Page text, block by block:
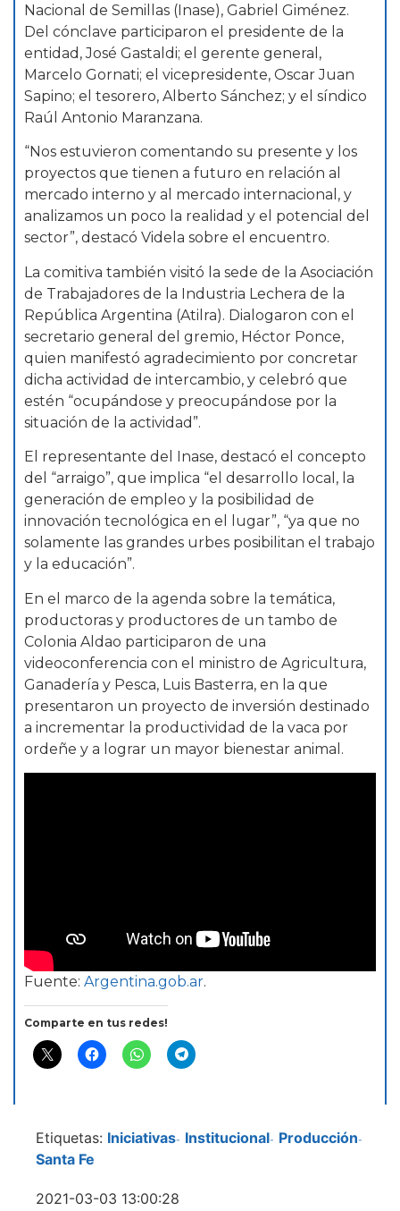
Nacional de Semillas (Inase), Gabriel Giménez.
Del cónclave participaron el presidente de la
entidad, José Gastaldi; el gerente general,
Marcelo Gornati; el vicepresidente, Oscar Juan
Sapino; el tesorero, Alberto Sánchez; y el síndico
Raúl Antonio Maranzana.
“Nos estuvieron comentando su presente y los
proyectos que tienen a futuro en relación al
mercado interno y al mercado internacional, y
analizamos un poco la realidad y el potencial del
sector”, destacó Videla sobre el encuentro.
La comitiva también visitó la sede de la Asociación
de Trabajadores de la Industria Lechera de la
República Argentina (Atilra). Dialogaron con el
secretario general del gremio, Héctor Ponce,
quien manifestó agradecimiento por concretar
dicha actividad de intercambio, y celebró que
estén “ocupándose y preocupándose por la
situación de la actividad”.
El representante del Inase, destacó el concepto
del “arraigo”, que implica “el desarrollo local, la
generación de empleo y la posibilidad de
innovación tecnológica en el lugar”, “ya que no
solamente las grandes urbes posibilitan el trabajo
y la educación”.
En el marco de la agenda sobre la temática,
productoras y productores de un tambo de
Colonia Aldao participaron de una
videoconferencia con el ministro de Agricultura,
Ganadería y Pesca, Luis Basterra, en la que
presentaron un proyecto de inversión destinado
a incrementar la productividad de la vaca por
ordeñe y a lograr un mayor bienestar animal.
Fuente: Argentina.gob.ar.
Comparte en tus redes!
Etiquetas: Iniciativas- Institucional- Producción-
Santa Fe
2021-03-03 13:00:28